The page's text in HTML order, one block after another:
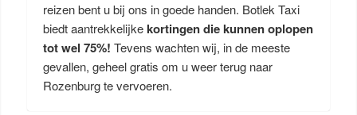
reizen bent u bij ons in goede handen. Botlek Taxi
biedt aantrekkelijkekortingen die kunnen oplopen
tot wel 75%! Tevens wachten wij, in de meeste
gevallen, geheel gratis om u weer terug naar
Rozenburg te vervoeren.